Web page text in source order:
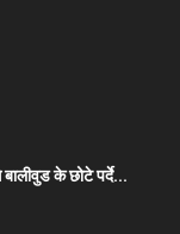
के छोटे पर्दे...